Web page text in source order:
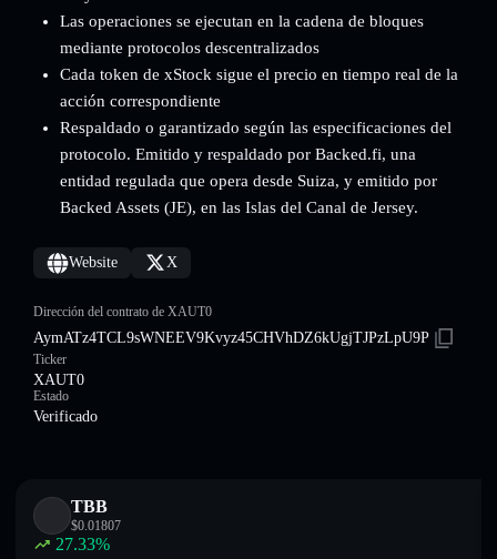
Las operaciones se ejecutan en la cadena de bloques
mediante protocolos descentralizados
Cada token de xStock sigue el precio en tiempo real de la
acción correspondiente
Respaldado o garantizado según las especificaciones del
protocolo. Emitido y respaldado por Backed.fi, una
entidad regulada que opera desde Suiza, y emitido por
Backed Assets (JE), en las Islas del Canal de Jersey.
Website X
Dirección del contrato de XAUT0
AymATz4TCL9sWNEEV9Kvyz45CHVhDZ6kUgjTJPzLpU9P
Ticker
XAUT0
Estado
Verificado
TBB
$0.01807
27.33%